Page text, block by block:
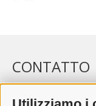
CONTATTO
WIPP-MEDIA GMBH
DER ERKER